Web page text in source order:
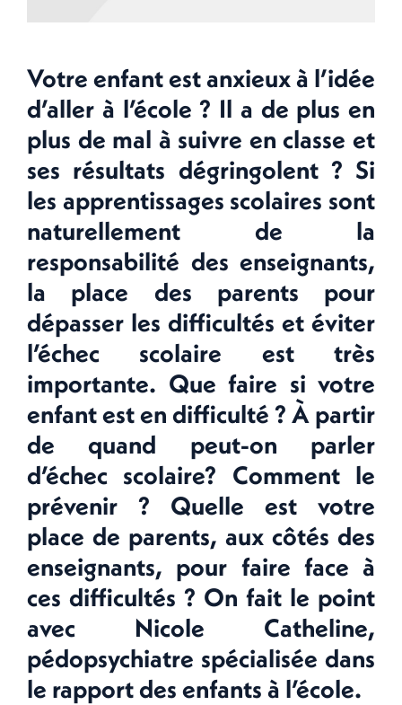
Votre enfant est anxieux à l’idée
d’aller à l’école ? Il a de plus en
plus de mal à suivre en classe et
ses résultats dégringolent ? Si
les apprentissages scolaires sont
naturellement de la
responsabilité des enseignants,
la place des parents pour
dépasser les difficultés et éviter
l’échec scolaire est très
importante. Que faire si votre
enfant est en difficulté ? À partir
de quand peut-on parler
d’échec scolaire? Comment le
prévenir ? Quelle est votre
place de parents, aux côtés des
enseignants, pour faire face à
ces difficultés ? On fait le point
avec Nicole Catheline,
pédopsychiatre spécialisée dans
le rapport des enfants à l’école.